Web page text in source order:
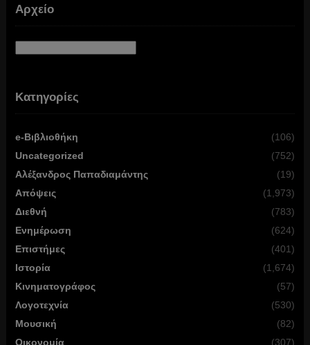
Αρχείο
Κατηγορίες
e-Βιβλιοθήκη
(106)
Uncategorized
(752)
Αλέξανδρος Παπαδιαμάντης
(19)
Απόψεις
(1,973)
Διεθνή
(783)
Ενημέρωση
(624)
Επιστήμες
(401)
Ιστορία
(1,674)
Κινηματογράφος
(57)
Λογοτεχνία
(530)
Μουσική
(82)
Οικονομία
(307)